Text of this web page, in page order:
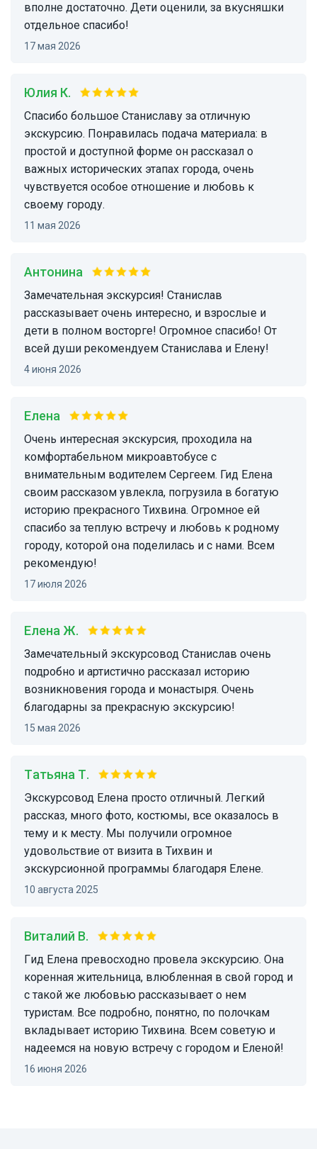
вполне достаточно. Дети оценили, за вкусняшки
отдельное спасибо!
17 мая 2026
Юлия К.
Спасибо большое Станиславу за отличную
экскурсию. Понравилась подача материала: в
простой и доступной форме он рассказал о
важных исторических этапах города, очень
чувствуется особое отношение и любовь к
своему городу.
11 мая 2026
Антонина
Замечательная экскурсия! Станислав
рассказывает очень интересно, и взрослые и
дети в полном восторге! Огромное спасибо! От
всей души рекомендуем Станислава и Елену!
4 июня 2026
Елена
Очень интересная экскурсия, проходила на
комфортабельном микроавтобусе с
внимательным водителем Сергеем. Гид Елена
своим рассказом увлекла, погрузила в богатую
историю прекрасного Тихвина. Огромное ей
спасибо за теплую встречу и любовь к родному
городу, которой она поделилась и с нами. Всем
рекомендую!
17 июля 2026
Елена Ж.
Замечательный экскурсовод Станислав очень
подробно и артистично рассказал историю
возникновения города и монастыря. Очень
благодарны за прекрасную экскурсию!
15 мая 2026
Татьяна Т.
Экскурсовод Елена просто отличный. Легкий
рассказ, много фото, костюмы, все оказалось в
тему и к месту. Мы получили огромное
удовольствие от визита в Тихвин и
экскурсионной программы благодаря Елене.
10 августа 2025
Виталий В.
Гид Елена превосходно провела экскурсию. Она
коренная жительница, влюбленная в свой город и
с такой же любовью рассказывает о нем
туристам. Все подробно, понятно, по полочкам
вкладывает историю Тихвина. Всем советую и
надеемся на новую встречу с городом и Еленой!
16 июня 2026